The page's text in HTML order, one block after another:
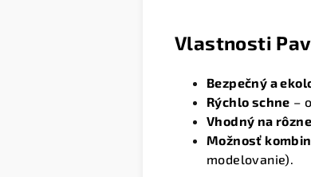
Vlastnosti
Bezpečný a
Rýchlo schne –
Vhodný na
Možnosť
modelovanie).